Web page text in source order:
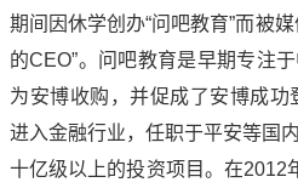
期间因休学创办“问吧教育”而被
的CEO”。问吧教育是早期专注
为安博收购，并促成了安博成
进入金融行业，任职于平安等国
十亿级以上的投资项目。在2012